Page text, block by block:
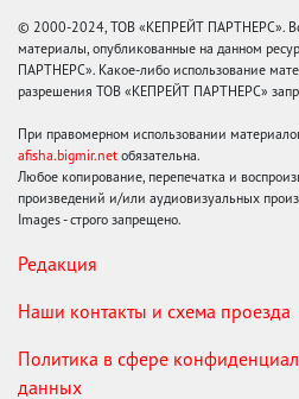
© 2000-2024, ТОВ «КЕПРЕЙТ ПАРТНЕРС».
материалы, опубликованные на данном
ПАРТНЕРС». Какое-либо использование
разрешения ТОВ «КЕПРЕЙТ ПАРТНЕРС»
При правомерном использовании
afisha.bigmir.net обязательна.
Любое копирование, перепечатка и
произведений и/или аудиовизуальных
Images - строго запрещено.
Редакция
Наши контакты и схема проезда
Политика в сфере
данных